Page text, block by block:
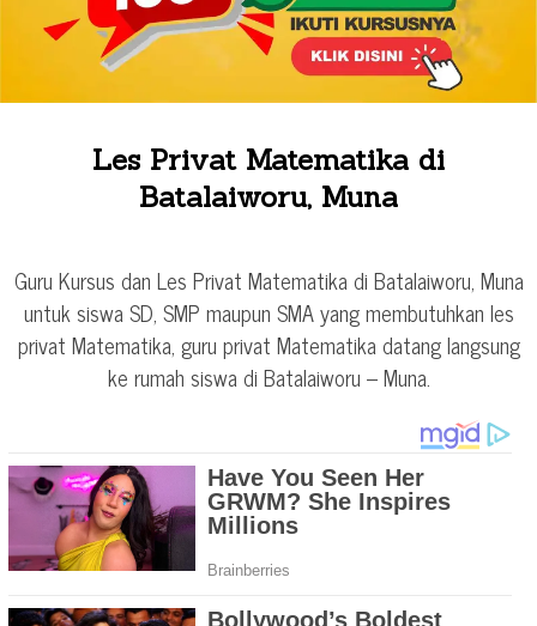
Les Privat Matematika di
Batalaiworu, Muna
Guru Kursus dan Les Privat Matematika di Batalaiworu, Muna
untuk siswa SD, SMP maupun SMA yang membutuhkan les
privat Matematika, guru privat Matematika datang langsung
ke rumah siswa di Batalaiworu – Muna.